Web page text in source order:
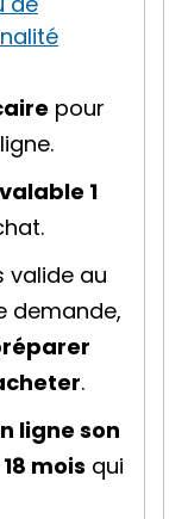
pour
valable 1
valide au
demande,
.
ligne son
18 mois qui